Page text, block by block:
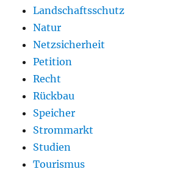
Landschaftsschutz
Natur
Netzsicherheit
Petition
Recht
Rückbau
Speicher
Strommarkt
Studien
Tourismus